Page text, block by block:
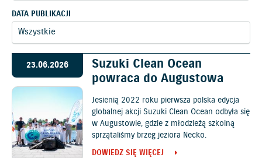
DATA PUBLIKACJI
23.06.2026
Suzuki Clean Ocean
powraca do Augustowa
Jesienią 2022 roku pierwsza polska edycja
globalnej akcji Suzuki Clean Ocean odbyła się
w Augustowie, gdzie z młodzieżą szkolną
sprzątaliśmy brzeg jeziora Necko.
DOWIEDZ SIĘ WIĘCEJ